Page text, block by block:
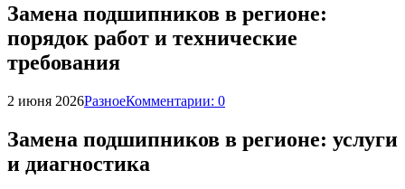
Замена подшипников в регионе:
порядок работ и технические
требования
2 июня 2026РазноеКомментарии: 0
Замена подшипников в регионе: услуги
и диагностика